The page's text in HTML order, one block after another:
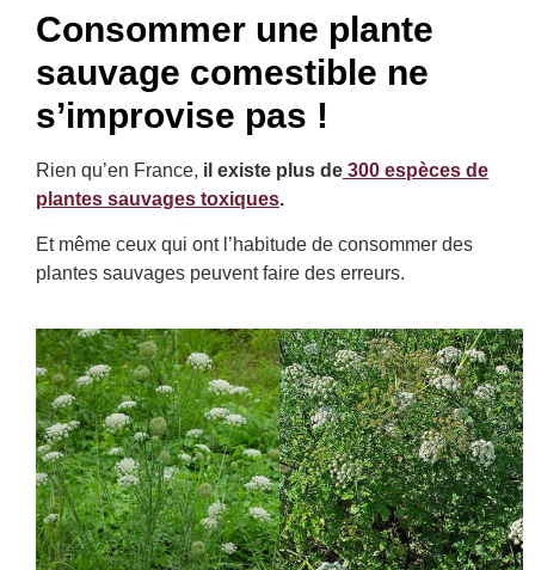
Consommer une plante
sauvage comestible ne
s’improvise pas !
Rien qu’en France, il existe plus de 300 espèces de
plantes sauvages toxiques.
Et même ceux qui ont l’habitude de consommer des
plantes sauvages peuvent faire des erreurs.